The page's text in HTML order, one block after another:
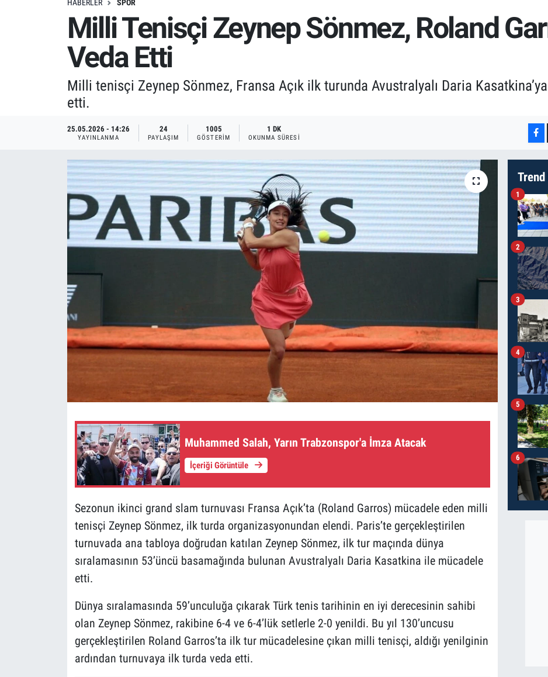
HABERLER SPOR
Milli Tenisçi Zeynep Sönmez, Roland
Veda Etti
Milli tenisçi Zeynep Sönmez, Fransa Açık ilk turunda Avustralyalı Daria
etti.
25.05.2026 - 14:26
YAYINLANMA
24
PAYLAŞIM
1005
GÖSTERIM
1 DK
OKUNMA SÜRESI
Muhammed Salah, Yarın Trabzonspor'a İmza Atacak
İçeriği Görüntüle
Sezonun ikinci grand slam turnuvası Fransa Açık’ta (Roland Garros) mücadele eden milli
tenisçi Zeynep Sönmez, ilk turda organizasyonundan elendi. Paris’te gerçekleştirilen
turnuvada ana tabloya doğrudan katılan Zeynep Sönmez, ilk tur maçında dünya
sıralamasının 53’üncü basamağında bulunan Avustralyalı Daria Kasatkina ile mücadele
etti.
Dünya sıralamasında 59’unculuğa çıkarak Türk tenis tarihinin en iyi derecesinin sahibi
olan Zeynep Sönmez, rakibine 6-4 ve 6-4’lük setlerle 2-0 yenildi. Bu yıl 130’uncusu
gerçekleştirilen Roland Garros’ta ilk tur mücadelesine çıkan milli tenisçi, aldığı yenilginin
ardından turnuvaya ilk turda veda etti.
1
2
3
4
5
6